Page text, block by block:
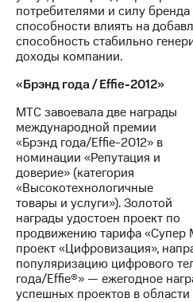
потребителями и силу бренда
способности влиять на
способность стабильно
доходы компании.
«Брэнд года / Effie-2012»
МТС завоевала две награды
международной премии
«Брэнд года/Effie-2012» в
номинации «Репутация и
доверие» (категория
«Высокотехнологичные
товары и услуги»). Золотой
награды удостоен проект по
продвижению тарифа «Супер
проект «Цифровизация»,
популяризацию цифрового
года/Effie®» — ежегодное
успешных проектов в